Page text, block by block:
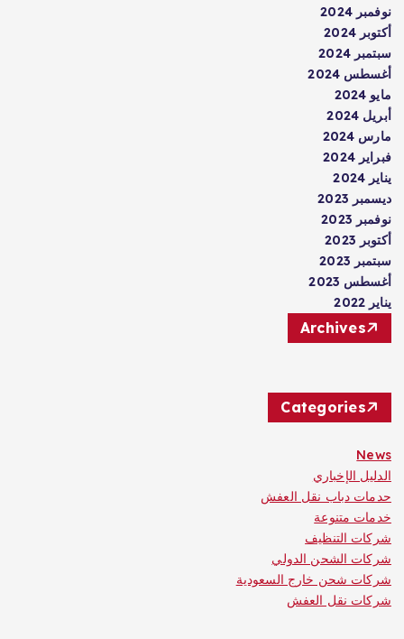
نوفمبر 2024
أكتوبر 2024
سبتمبر 2024
أغسطس 2024
مايو 2024
أبريل 2024
مارس 2024
فبراير 2024
يناير 2024
ديسمبر 2023
نوفمبر 2023
أكتوبر 2023
سبتمبر 2023
أغسطس 2023
يناير 2022
Archives
Categories
News
الدليل الإخباري
حدمات دباب نقل العفش
خدمات متنوعة
شركات التنظيف
شركات الشحن الدولي
شركات شحن خارج السعودية
شركات نقل العفش